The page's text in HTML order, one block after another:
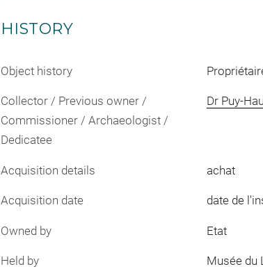
HISTORY
Object history
Collector / Previous owner /
Commissioner / Archaeologist /
Dedicatee
Dr Puy-
Acquisition details achat
Acquisition date date de
Owned by Etat
Held by Musée du